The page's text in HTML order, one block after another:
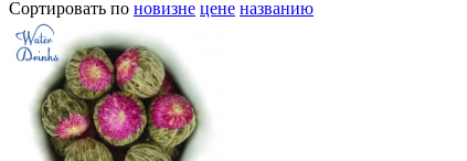
Сортировать по новизне цене названию